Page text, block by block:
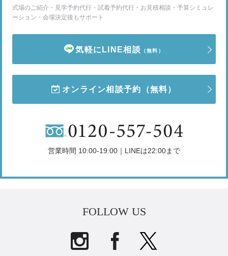
式場のご紹介・見学予約代行・試着予約代行・お見積相談・予算シミュレ
ーション・会場決定後もサポート
気軽にLINE相談 （無料）
オンライン相談予約 （無料）
営業時間 10:00-19:00｜LINEは22:00まで
FOLLOW US